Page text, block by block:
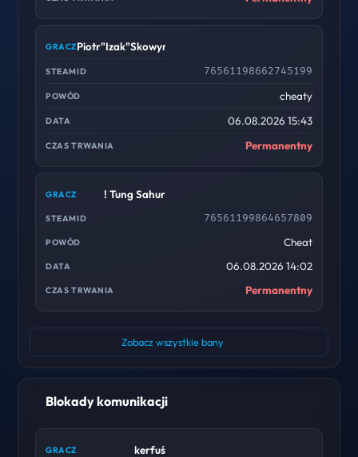
Piotr"Izak"Skowyrski
76561198662745199
cheaty
06.08.2026 15:43
Permanentny
! Tung Sahur
76561199864657809
Cheat
06.08.2026 14:02
Permanentny
Zobacz wszystkie bany
Blokady komunikacji
kerfuś